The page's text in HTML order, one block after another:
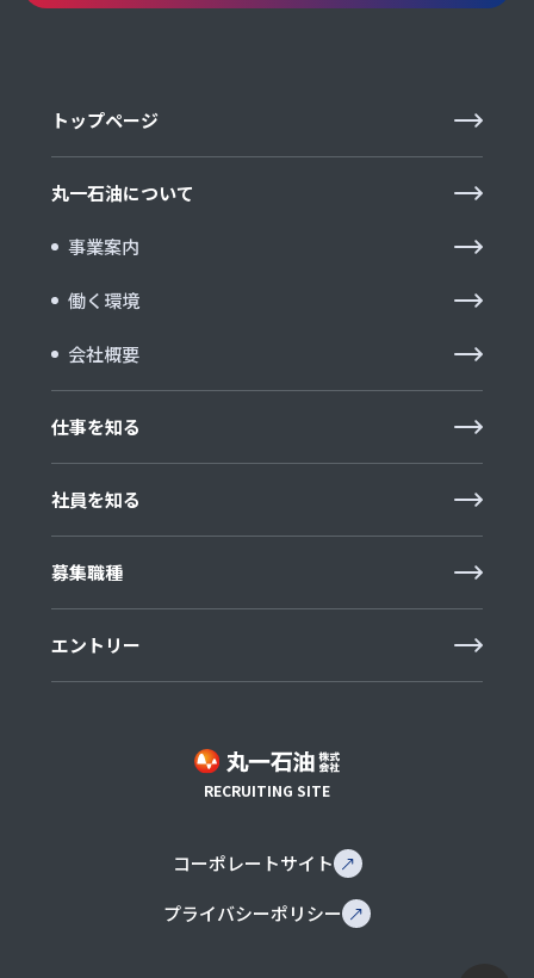
トップページ
丸一石油について
事業案内
働く環境
会社概要
仕事を知る
社員を知る
募集職種
エントリー
RECRUITING SITE
コーポレートサイト
プライバシーポリシー